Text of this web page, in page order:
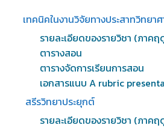
เทคนิคในงานวิจัยทางประสาทวิทยา
รายละเอียดของรายวิชา (ภาคฤ
ตารางสอน
ตารางจัดการเรียนการสอน
เอกสารแนบ A rubric
สรีรวิทยาประยุกต์
รายละเอียดของรายวิชา (ภาค